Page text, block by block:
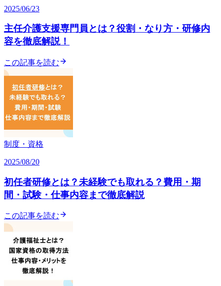
2025/06/23
主任介護支援専門員とは？役割・なり方・研修内
容を徹底解説！
この記事を読む
制度・資格
2025/08/20
初任者研修とは？未経験でも取れる？費用・期
間・試験・仕事内容まで徹底解説
この記事を読む